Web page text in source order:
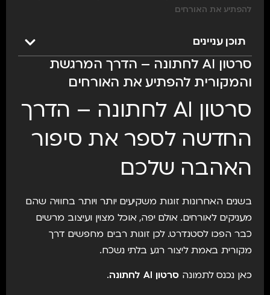
להפתיע את האורחים
תוכן עניינים
סרטון AI לחתונה – הדרך המרגשת
והמקורית להפתיע את האורחים
סרטון AI לחתונה – הדרך
החדשה לספר את סיפור
האהבה שלכם
בשנים האחרונות זוגות משקיעים יותר ויותר בחוויה שהם
מעניקים לאורחים. אולם יפה, אוכל מצוין ועיצוב מרשים
כבר הפכו לסטנדרט. לכן זוגות רבים מחפשים דרך
מקורית באמת ליצור רגע בלתי נשכח.
כאן נכנס לתמונה סרטון AI לחתונה .